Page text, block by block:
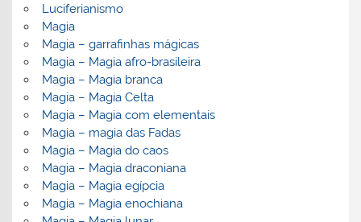
Luciferianismo
Magia
Magia – garrafinhas mágicas
Magia – Magia afro-brasileira
Magia – Magia branca
Magia – Magia Celta
Magia – Magia com elementais
Magia – magia das Fadas
Magia – Magia do caos
Magia – Magia draconiana
Magia – Magia egípcia
Magia – Magia enochiana